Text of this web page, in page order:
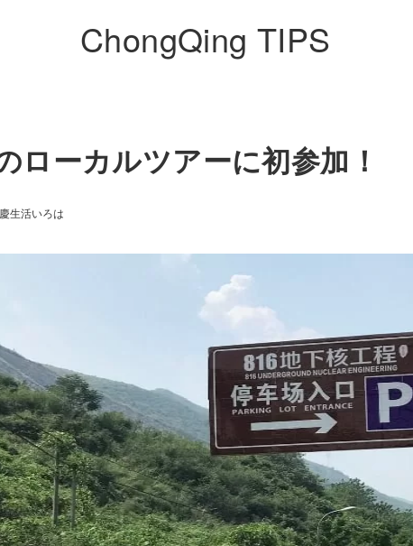
ChongQing TIPS
ローカルツアーに初参加！
生活いろは